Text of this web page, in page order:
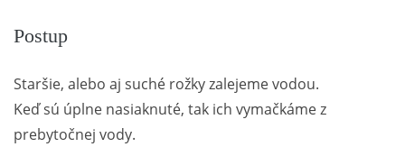
Postup
Staršie, alebo aj suché rožky zalejeme vodou.
Keď sú úplne nasiaknuté, tak ich vymačkáme z
prebytočnej vody.